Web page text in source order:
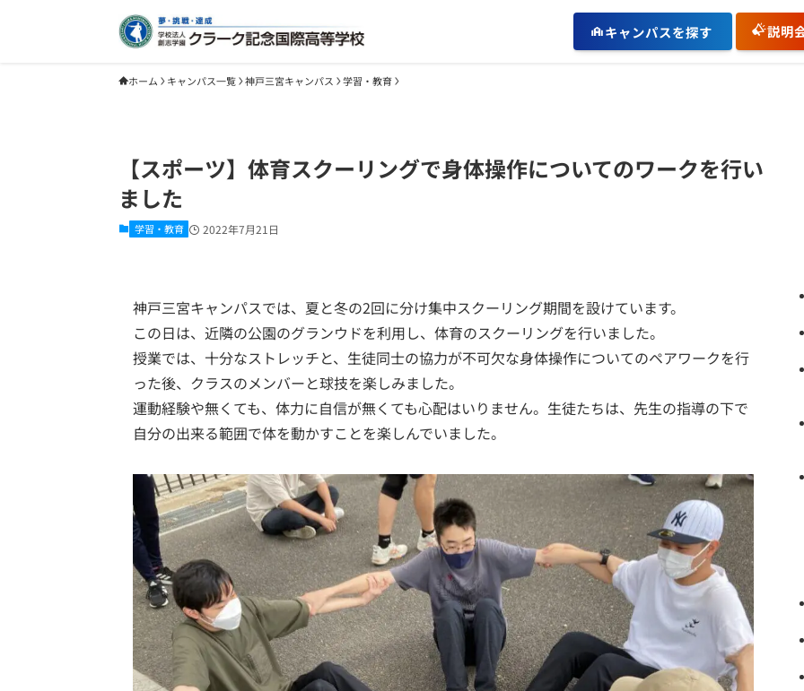
キャンパスを探す 説明
ホーム キャンパス一覧 神戸三宮キャンパス 学習・教育
【スポーツ】体育スクーリングで身体操作についてのワークを行い
ました
学習・教育 2022年7月21日
神戸三宮キャンパスでは、夏と冬の2回に分け集中スクーリング期間を設けています。
この日は、近隣の公園のグランウドを利用し、体育のスクーリングを行いました。
授業では、十分なストレッチと、生徒同士の協力が不可欠な身体操作についてのペアワークを行
った後、クラスのメンバーと球技を楽しみました。
運動経験や無くても、体力に自信が無くても心配はいりません。生徒たちは、先生の指導の下で
自分の出来る範囲で体を動かすことを楽しんでいました。